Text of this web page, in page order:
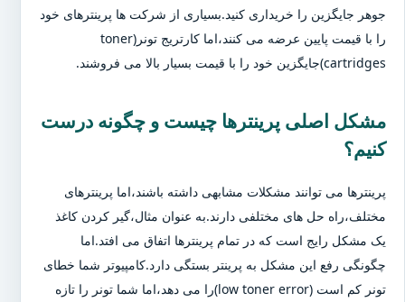
جوهر جایگزین را خریداری کنید.بسیاری از شرکت ها پرینترهای خود
را با قیمت پایین عرضه می کنند،اما کارتریج تونر(toner
cartridges)جایگزین خود را با قیمت بسیار بالا می فروشند.
مشکل اصلی پرینترها چیست و چگونه درست
کنیم؟
پرینترها می توانند مشکلات مشابهی داشته باشند،اما پرینترهای
مختلف،راه حل های مختلفی دارند.به عنوان مثال،گیر کردن کاغذ
یک مشکل رایج است که در تمام پرینترها اتفاق می افتد.اما
چگونگی رفع این مشکل به پرینتر بستگی دارد.کامپیوتر شما خطای
تونر کم است (low toner error)را می دهد،اما شما تونر را تازه